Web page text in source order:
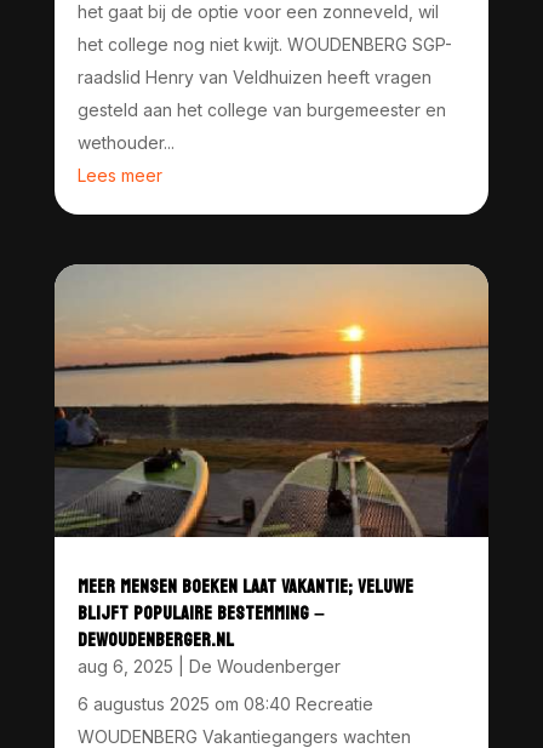
het gaat bij de optie voor een zonneveld, wil
het college nog niet kwijt. WOUDENBERG SGP-
raadslid Henry van Veldhuizen heeft vragen
gesteld aan het college van burgemeester en
wethouder...
Lees meer
MEER MENSEN BOEKEN LAAT VAKANTIE; VELUWE
BLIJFT POPULAIRE BESTEMMING –
DEWOUDENBERGER.NL
aug 6, 2025
De Woudenberger
6 augustus 2025 om 08:40 Recreatie
WOUDENBERG Vakantiegangers wachten